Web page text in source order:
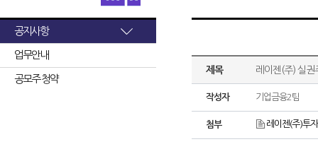
공지사항
업무안내
공모주 청약
제목 레이젠(주) 실권
작성자 기업금융2팀
첨부 레이젠(주)투